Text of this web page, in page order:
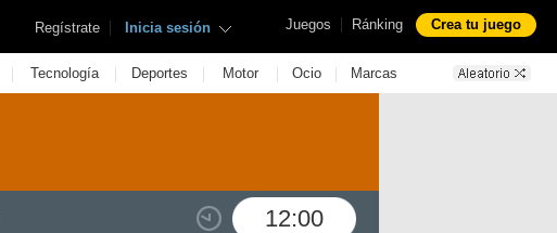
Juegos | Ránking Crea tu juego
Regístrate | Inicia sesión
| Tecnología | Deportes | Motor | Ocio | Marcas
12:00